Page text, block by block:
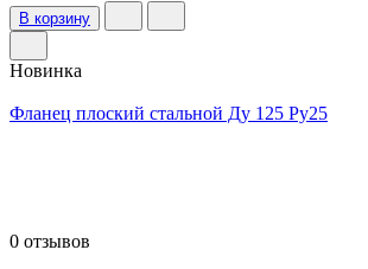
В корзину
Новинка
Фланец плоский стальной Ду 125 Ру25
0 отзывов